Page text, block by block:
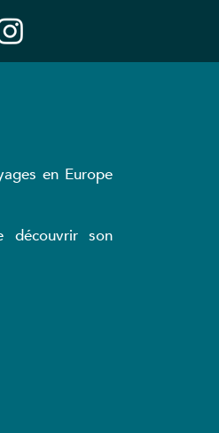
en Europe
découvrir son